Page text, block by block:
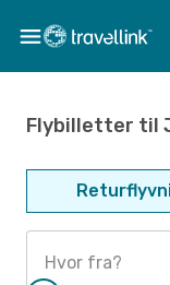
Flybilletter til
Hvor fra?